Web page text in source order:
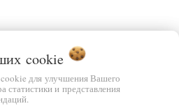
cookie
для улучшения Вашего
статистики и представления